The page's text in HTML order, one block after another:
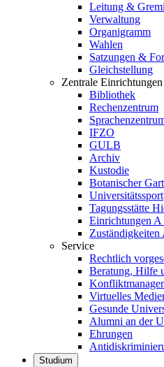
Leitung &
Verwaltung
Organigramm
Wahlen
Satzungen &
Gleichstellung
Zentrale Einrichtungen
Bibliothek
Rechenzentrum
IFZO
GULB
Archiv
Kustodie
Botanischer
Universitätssport
Tagungsstätte
Einrichtungen A
Zuständigkeiten
Service
Rechtlich
Beratung, Hilfe
Virtuelles
Gesunde
Alumni an der
Ehrungen
Studium